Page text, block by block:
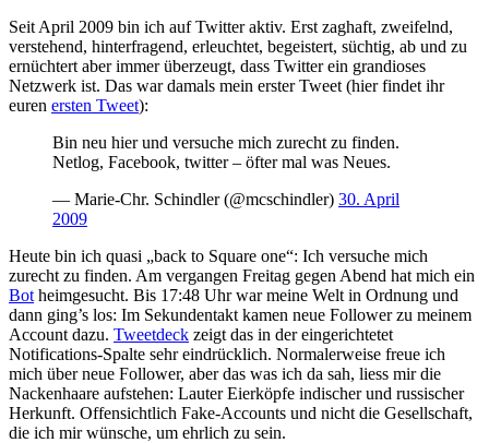
Seit April 2009 bin ich auf Twitter aktiv. Erst zaghaft, zweifelnd,
verstehend, hinterfragend, erleuchtet, begeistert, süchtig, ab und zu
ernüchtert aber immer überzeugt, dass Twitter ein grandioses
Netzwerk ist. Das war damals mein erster Tweet (hier findet ihr
euren ersten Tweet):
Bin neu hier und versuche mich zurecht zu finden.
Netlog, Facebook, twitter – öfter mal was Neues.
— Marie-Chr. Schindler (@mcschindler) 30. April
2009
Heute bin ich quasi „back to Square one“: Ich versuche mich
zurecht zu finden. Am vergangen Freitag gegen Abend hat mich ein
Bot heimgesucht. Bis 17:48 Uhr war meine Welt in Ordnung und
dann ging’s los: Im Sekundentakt kamen neue Follower zu meinem
Account dazu. Tweetdeck zeigt das in der eingerichtetet
Notifications-Spalte sehr eindrücklich. Normalerweise freue ich
mich über neue Follower, aber das was ich da sah, liess mir die
Nackenhaare aufstehen: Lauter Eierköpfe indischer und russischer
Herkunft. Offensichtlich Fake-Accounts und nicht die Gesellschaft,
die ich mir wünsche, um ehrlich zu sein.